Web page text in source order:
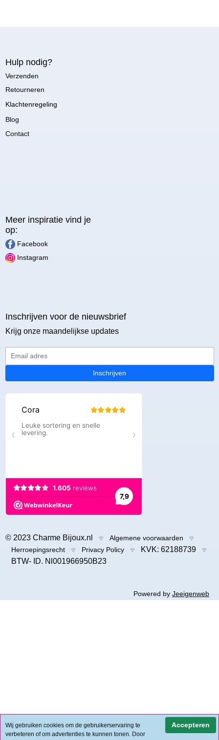
Hulp nodig?
Verzenden
Retourneren
Klachtenregeling
Blog
Contact
Meer inspiratie vind je
op:
Facebook
Instagram
Inschrijven voor de nieuwsbrief
Krijg onze maandelijkse updates
Email adres
Inschrijven
© 2023 Charme Bijoux.nl
Algemene voorwaarden
Herroepingsrecht
Privacy Policy
KVK: 62188739
BTW- ID. Nl001966950B23
Powered by Jeeigenweb
Wij gebruiken cookies om de gebruikerservaring te
verbeteren of om advertenties te kunnen tonen. Door
Accepteren